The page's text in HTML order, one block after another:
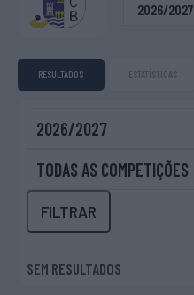
2026/2027
RESULTADOS ESTATÍSTICAS
2026/2027
TODAS AS COMPETIÇÕES
FILTRAR
SEM RESULTADOS